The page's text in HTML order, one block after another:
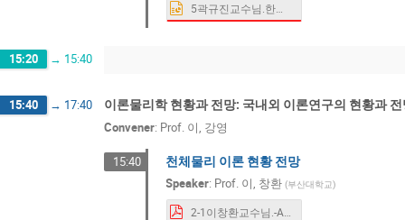
5곽규진교수님.한림원정책과제-곽규진.pptx
15:20 → 15:40
15:40 → 17:40 이론물리학 현황과 전망: 국내외 이론연구의 현황과
Convener: Prof. 이, 강영
15:40 천체물리 이론 현황 전망
Speaker: Prof. 이, 창환 (부산대학교)